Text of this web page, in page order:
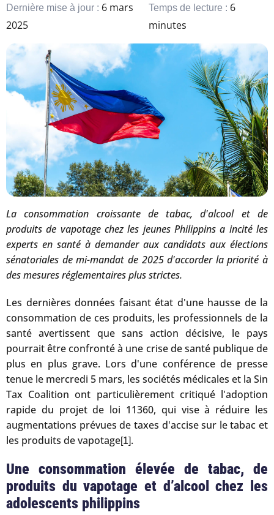
Dernière mise à jour : 6 mars
2025
Temps de lecture : 6
minutes
La consommation croissante de tabac, d'alcool et de
produits de vapotage chez les jeunes Philippins a incité les
experts en santé à demander aux candidats aux élections
sénatoriales de mi-mandat de 2025 d'accorder la priorité à
des mesures réglementaires plus strictes.
Les dernières données faisant état d'une hausse de la
consommation de ces produits, les professionnels de la
santé avertissent que sans action décisive, le pays
pourrait être confronté à une crise de santé publique de
plus en plus grave. Lors d'une conférence de presse
tenue le mercredi 5 mars, les sociétés médicales et la Sin
Tax Coalition ont particulièrement critiqué l'adoption
rapide du projet de loi 11360, qui vise à réduire les
augmentations prévues de taxes d'accise sur le tabac et
les produits de vapotage[1].
Une consommation élevée de tabac, de
produits du vapotage et d’alcool chez les
adolescents philippins